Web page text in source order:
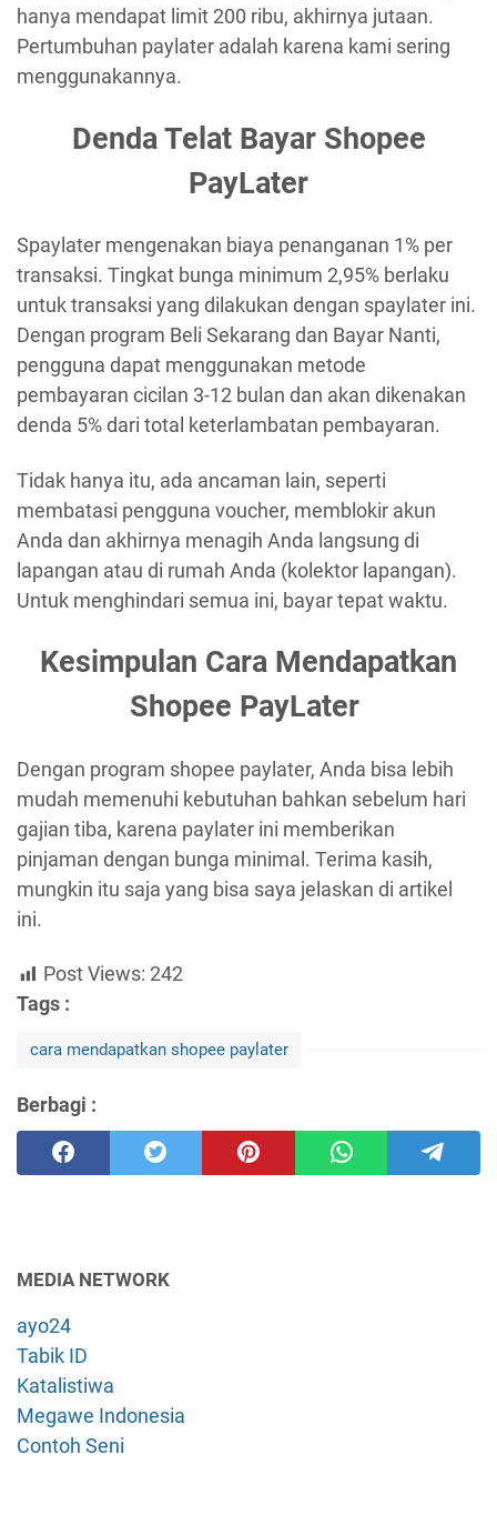
hanya mendapat limit 200 ribu, akhirnya jutaan.
Pertumbuhan paylater adalah karena kami sering
menggunakannya.
Denda Telat Bayar Shopee
PayLater
Spaylater mengenakan biaya penanganan 1% per
transaksi. Tingkat bunga minimum 2,95% berlaku
untuk transaksi yang dilakukan dengan spaylater ini.
Dengan program Beli Sekarang dan Bayar Nanti,
pengguna dapat menggunakan metode
pembayaran cicilan 3-12 bulan dan akan dikenakan
denda 5% dari total keterlambatan pembayaran.
Tidak hanya itu, ada ancaman lain, seperti
membatasi pengguna voucher, memblokir akun
Anda dan akhirnya menagih Anda langsung di
lapangan atau di rumah Anda (kolektor lapangan).
Untuk menghindari semua ini, bayar tepat waktu.
Kesimpulan Cara Mendapatkan
Shopee PayLater
Dengan program shopee paylater, Anda bisa lebih
mudah memenuhi kebutuhan bahkan sebelum hari
gajian tiba, karena paylater ini memberikan
pinjaman dengan bunga minimal. Terima kasih,
mungkin itu saja yang bisa saya jelaskan di artikel
ini.
Post Views: 242
Tags :
cara mendapatkan shopee paylater
Berbagi :
MEDIA NETWORK
ayo24
Tabik ID
Katalistiwa
Megawe Indonesia
Contoh Seni